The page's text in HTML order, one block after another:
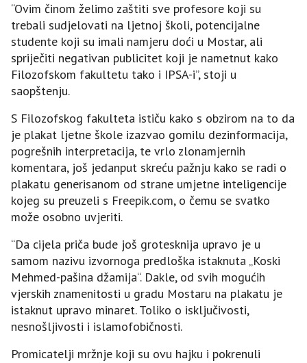
“Ovim činom želimo zaštiti sve profesore koji su
trebali sudjelovati na ljetnoj školi, potencijalne
studente koji su imali namjeru doći u Mostar, ali
spriječiti negativan publicitet koji je nametnut kako
Filozofskom fakultetu tako i IPSA-i”, stoji u
saopštenju.
S Filozofskog fakulteta ističu kako s obzirom na to da
je plakat ljetne škole izazvao gomilu dezinformacija,
pogrešnih interpretacija, te vrlo zlonamjernih
komentara, još jedanput skreću pažnju kako se radi o
plakatu generisanom od strane umjetne inteligencije
kojeg su preuzeli s Freepik.com, o čemu se svatko
može osobno uvjeriti.
“Da cijela priča bude još grotesknija upravo je u
samom nazivu izvornoga predloška istaknuta „Koski
Mehmed-pašina džamija“. Dakle, od svih mogućih
vjerskih znamenitosti u gradu Mostaru na plakatu je
istaknut upravo minaret. Toliko o isključivosti,
nesnošljivosti i islamofobičnosti.
Promicatelji mržnje koji su ovu hajku i pokrenuli